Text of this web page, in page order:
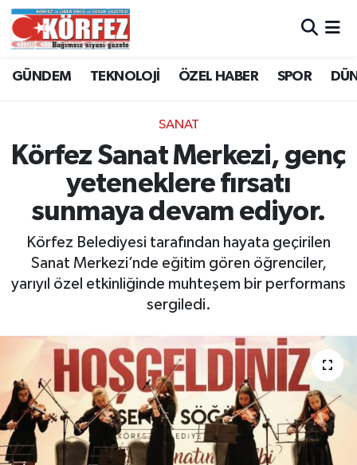
GÜNDEM TEKNOLOJİ ÖZEL HABER SPOR
SANAT
Körfez Sanat Merkezi, genç
yeteneklere fırsatı
sunmaya devam ediyor.
Körfez Belediyesi tarafından hayata geçirilen
Sanat Merkezi’nde eğitim gören öğrenciler,
yarıyıl özel etkinliğinde muhteşem bir performans
sergiledi.
Trafik Durumu
Süper Lig Puan Durumu ve Fikstür
Tüm Manşetler
Son Dakika Haberleri
Haber Arşivi